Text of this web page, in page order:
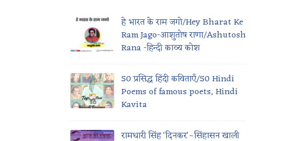
हे भारत के राम जगो/Hey Bharat Ke
Ram Jago-आशुतोष राणा/Ashutosh
Rana -हिन्दी काव्य कोश
50 प्रसिद्ध हिंदी कविताएँ/50 Hindi
Poems of famous poets, Hindi
Kavita
रामधारी सिंह 'दिनकर'~सिंहासन खाली